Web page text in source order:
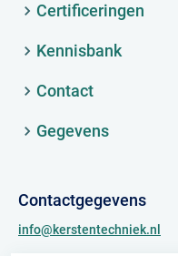
Certificeringen
Kennisbank
Contact
Gegevens
Contactgegevens
info@kerstentechniek.nl